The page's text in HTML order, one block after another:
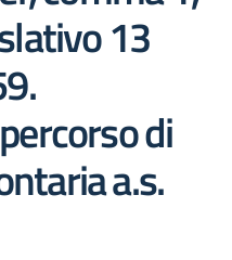
13
di
a.s.